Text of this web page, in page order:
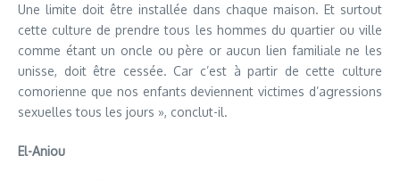
Une limite doit être installée dans chaque maison. Et surtout
cette culture de prendre tous les hommes du quartier ou ville
comme étant un oncle ou père or aucun lien familiale ne les
unisse, doit être cessée. Car c’est à partir de cette culture
comorienne que nos enfants deviennent victimes d’agressions
sexuelles tous les jours », conclut-il.
El-Aniou